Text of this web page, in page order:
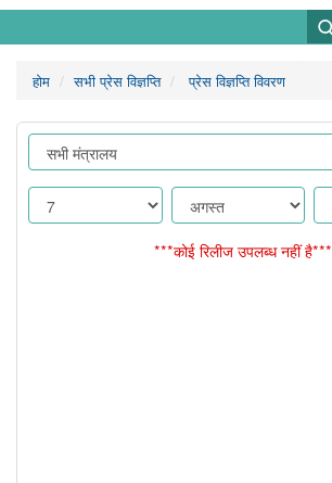
होम सभी प्रेस विज्ञप्ति प्रेस विज्ञप्ति विवरण
***कोई रिलीज उपलब्ध नहीं है***